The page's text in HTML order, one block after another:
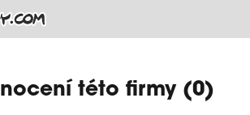
této firmy (0)